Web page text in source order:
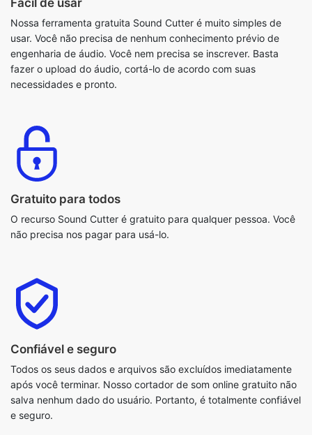
fazer o upload do áudio, cortá-lo de acordo com suas
necessidades e pronto.
Gratuito para todos
O recurso Sound Cutter é gratuito para qualquer pessoa. Você
não precisa nos pagar para usá-lo.
Confiável e seguro
Todos os seus dados e arquivos são excluídos imediatamente
após você terminar. Nosso cortador de som online gratuito não
e seguro.